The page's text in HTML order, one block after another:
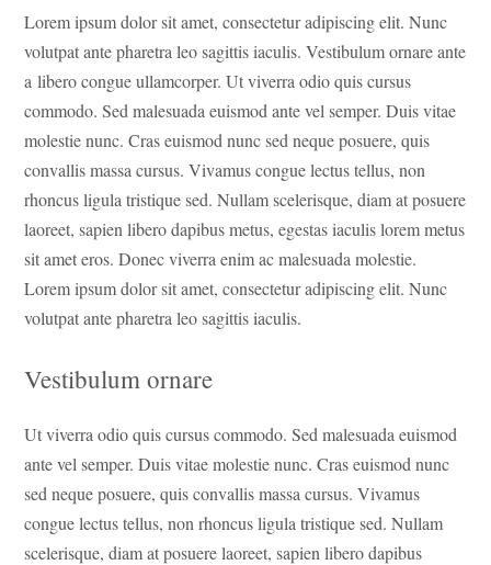
Lorem ipsum dolor sit amet, consectetur adipiscing elit. Nunc
volutpat ante pharetra leo sagittis iaculis. Vestibulum ornare ante
a libero congue ullamcorper. Ut viverra odio quis cursus
commodo. Sed malesuada euismod ante vel semper. Duis vitae
molestie nunc. Cras euismod nunc sed neque posuere, quis
convallis massa cursus. Vivamus congue lectus tellus, non
rhoncus ligula tristique sed. Nullam scelerisque, diam at posuere
laoreet, sapien libero dapibus metus, egestas iaculis lorem metus
sit amet eros. Donec viverra enim ac malesuada molestie.
Lorem ipsum dolor sit amet, consectetur adipiscing elit. Nunc
volutpat ante pharetra leo sagittis iaculis.
Vestibulum ornare
Ut viverra odio quis cursus commodo. Sed malesuada euismod
ante vel semper. Duis vitae molestie nunc. Cras euismod nunc
sed neque posuere, quis convallis massa cursus. Vivamus
congue lectus tellus, non rhoncus ligula tristique sed. Nullam
scelerisque, diam at posuere laoreet, sapien libero dapibus